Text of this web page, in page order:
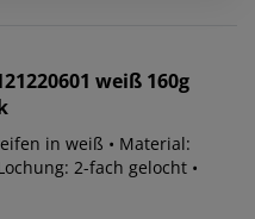
weiß 160g
in weiß • Material:
2-fach gelocht •